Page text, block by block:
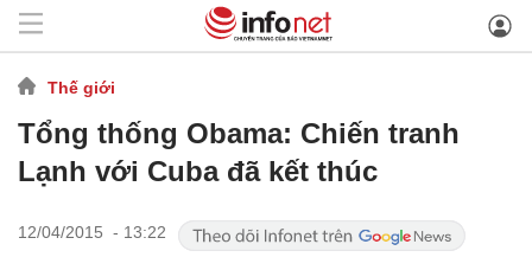
Thế giới
Tổng thống Obama: Chiến tranh
Lạnh với Cuba đã kết thúc
12/04/2015 - 13:22